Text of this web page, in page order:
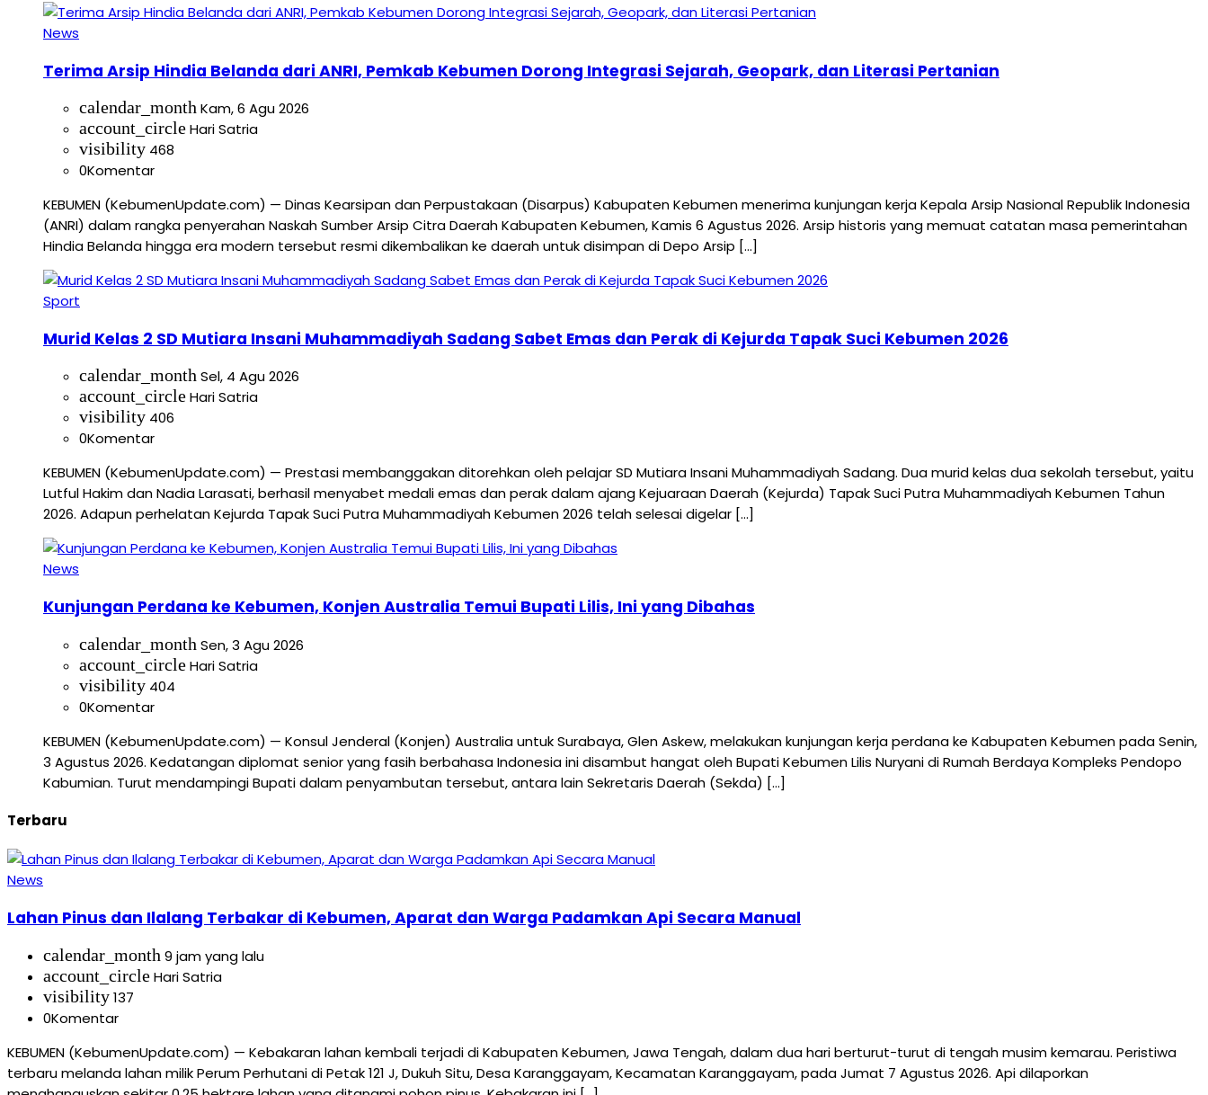
News
Terima Arsip Hindia Belanda dari ANRI, Pemkab Kebumen Dorong Integrasi Sejarah, Geopark, dan Literasi Pertanian
calendar_monthKam, 6 Agu 2026
account_circleHari Satria
visibility 468
0Komentar
KEBUMEN (KebumenUpdate.com) — Dinas Kearsipan dan Perpustakaan (Disarpus) Kabupaten Kebumen menerima kunjungan kerja Kepala Arsip Nasional Republik Indonesia
(ANRI) dalam rangka penyerahan Naskah Sumber Arsip Citra Daerah Kabupaten Kebumen, Kamis 6 Agustus 2026. Arsip historis yang memuat catatan masa pemerintahan
Hindia Belanda hingga era modern tersebut resmi dikembalikan ke daerah untuk disimpan di Depo Arsip […]
Sport
Murid Kelas 2 SD Mutiara Insani Muhammadiyah Sadang Sabet Emas dan Perak di Kejurda Tapak Suci Kebumen 2026
calendar_monthSel, 4 Agu 2026
account_circleHari Satria
visibility 406
0Komentar
KEBUMEN (KebumenUpdate.com) — Prestasi membanggakan ditorehkan oleh pelajar SD Mutiara Insani Muhammadiyah Sadang. Dua murid kelas dua sekolah tersebut, yaitu
Lutful Hakim dan Nadia Larasati, berhasil menyabet medali emas dan perak dalam ajang Kejuaraan Daerah (Kejurda) Tapak Suci Putra Muhammadiyah Kebumen Tahun
2026. Adapun perhelatan Kejurda Tapak Suci Putra Muhammadiyah Kebumen 2026 telah selesai digelar […]
News
Kunjungan Perdana ke Kebumen, Konjen Australia Temui Bupati Lilis, Ini yang Dibahas
calendar_month Sen, 3 Agu 2026
account_circleHari Satria
visibility 404
0Komentar
KEBUMEN (KebumenUpdate.com) — Konsul Jenderal (Konjen) Australia untuk Surabaya, Glen Askew, melakukan kunjungan kerja perdana ke Kabupaten Kebumen pada Senin,
3 Agustus 2026. Kedatangan diplomat senior yang fasih berbahasa Indonesia ini disambut hangat oleh Bupati Kebumen Lilis Nuryani di Rumah Berdaya Kompleks Pendopo
Kabumian. Turut mendampingi Bupati dalam penyambutan tersebut, antara lain Sekretaris Daerah (Sekda) […]
Terbaru
News
Lahan Pinus dan Ilalang Terbakar di Kebumen, Aparat dan Warga Padamkan Api Secara Manual
calendar_month 9 jam yang lalu
account_circleHari Satria
visibility137
0Komentar
KEBUMEN (KebumenUpdate.com) — Kebakaran lahan kembali terjadi di Kabupaten Kebumen, Jawa Tengah, dalam dua hari berturut-turut di tengah musim kemarau. Peristiwa
terbaru melanda lahan milik Perum Perhutani di Petak 121 J, Dukuh Situ, Desa Karanggayam, Kecamatan Karanggayam, pada Jumat 7 Agustus 2026. Api dilaporkan